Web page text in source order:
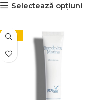
Selectează opțiuni
-10%